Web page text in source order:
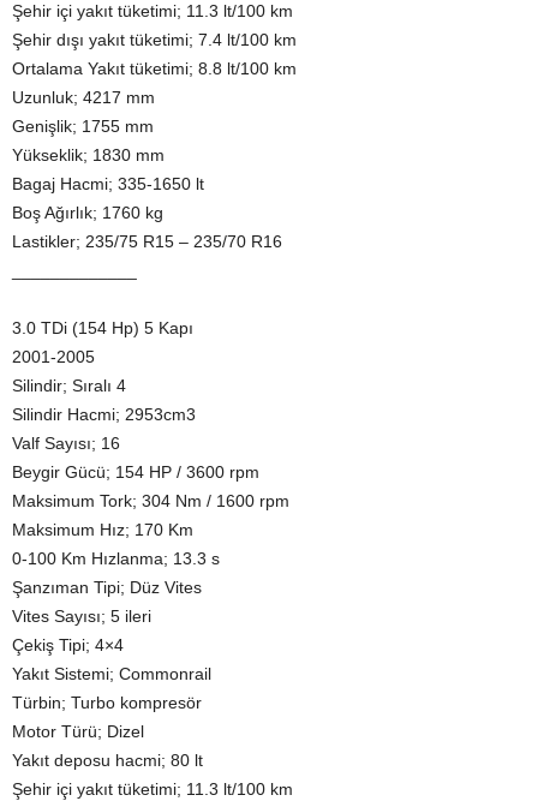
Şehir içi yakıt tüketimi; 11.3 lt/100 km
Şehir dışı yakıt tüketimi; 7.4 lt/100 km
Ortalama Yakıt tüketimi; 8.8 lt/100 km
Uzunluk; 4217 mm
Genişlik; 1755 mm
Yükseklik; 1830 mm
Bagaj Hacmi; 335-1650 lt
Boş Ağırlık; 1760 kg
Lastikler; 235/75 R15 – 235/70 R16
3.0 TDi (154 Hp) 5 Kapı
2001-2005
Silindir; Sıralı 4
Silindir Hacmi; 2953cm3
Valf Sayısı; 16
Beygir Gücü; 154 HP / 3600 rpm
Maksimum Tork; 304 Nm / 1600 rpm
Maksimum Hız; 170 Km
0-100 Km Hızlanma; 13.3 s
Şanzıman Tipi; Düz Vites
Vites Sayısı; 5 ileri
Çekiş Tipi; 4×4
Yakıt Sistemi; Commonrail
Türbin; Turbo kompresör
Motor Türü; Dizel
Yakıt deposu hacmi; 80 lt
Şehir içi yakıt tüketimi; 11.3 lt/100 km